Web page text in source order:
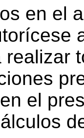
en el
realizar
el